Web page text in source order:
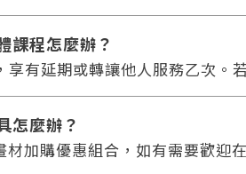
課程怎麼辦？
享有延期或轉讓他人服務乙次。
怎麼辦？
材加購優惠組合，如有需要歡迎